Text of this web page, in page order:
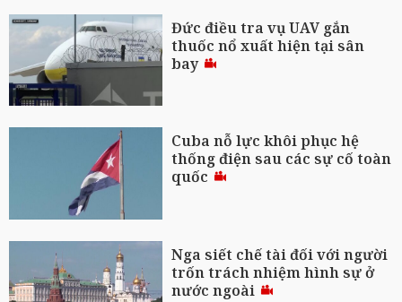
Đức điều tra vụ UAV gắn
thuốc nổ xuất hiện tại sân
bay
Cuba nỗ lực khôi phục hệ
thống điện sau các sự cố toàn
quốc
Nga siết chế tài đối với người
trốn trách nhiệm hình sự ở
nước ngoài